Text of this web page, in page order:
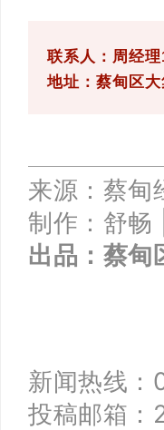
联系人：周经
地址：蔡甸区
来源：蔡甸
制作：舒
出品： 蔡甸
新闻热线
投稿邮箱